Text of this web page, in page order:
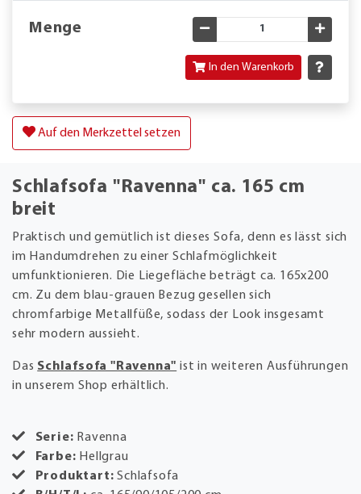
Menge Gewünschte Menge
In den Warenkorb
Auf den Merkzettel setzen
Schlafsofa "Ravenna" ca. 165 cm
breit
Praktisch und gemütlich ist dieses Sofa, denn es lässt sich
im Handumdrehen zu einer Schlafmöglichkeit
umfunktionieren. Die Liegefläche beträgt ca. 165x200
cm. Zu dem blau-grauen Bezug gesellen sich
chromfarbige Metallfüße, sodass der Look insgesamt
sehr modern aussieht.
Das Schlafsofa "Ravenna" ist in weiteren Ausführungen
in unserem Shop erhältlich.
Serie: Ravenna
Farbe: Hellgrau
Produktart:Schlafsofa